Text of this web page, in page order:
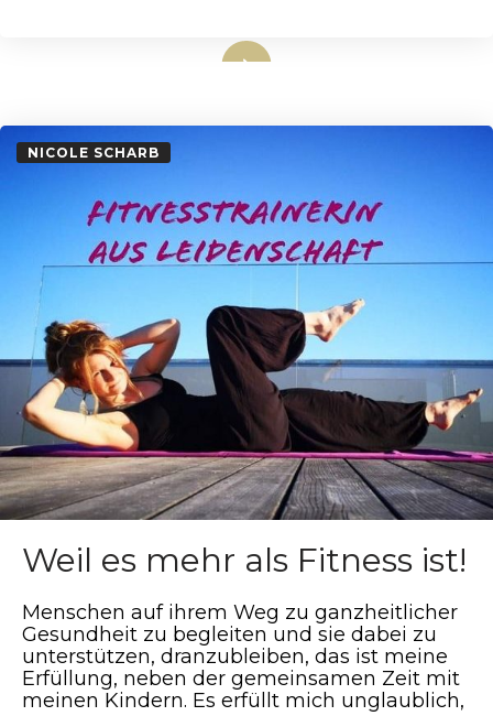
NICOLE SCHARB
Weil es mehr als Fitness ist!
Menschen auf ihrem Weg zu ganzheitlicher
Gesundheit zu begleiten und sie dabei zu
unterstützen, dranzubleiben, das ist meine
Erfüllung, neben der gemeinsamen Zeit mit
meinen Kindern. Es erfüllt mich unglaublich,